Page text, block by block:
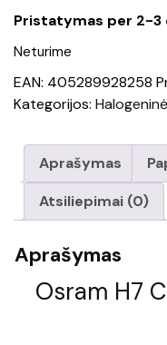
Pristatymas per 2-3
Neturime
EAN: 405289928258
Kategorijos:
Aprašymas
Atsiliepimai (0)
Aprašymas
Osram H7